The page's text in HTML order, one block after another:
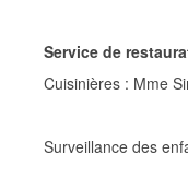
Service de
Cuisinières : Mme
Surveillance des